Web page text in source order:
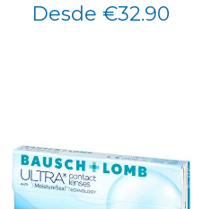
Desde €32.90